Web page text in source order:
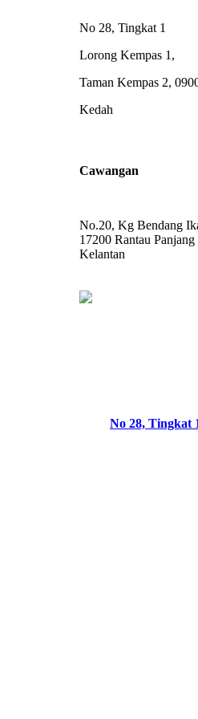
No 28, Tingkat 1
Lorong Kempas 1,
Taman Kempas 2,
Kedah
Cawangan
No.20, Kg Bendang
17200 Rantau Panjang
Kelantan
No 28, Tingkat